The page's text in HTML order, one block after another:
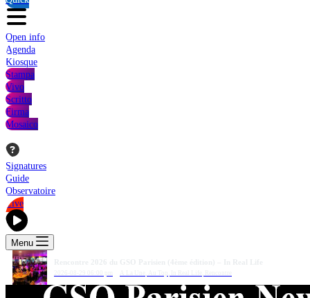
Open info
Agenda
Kiosque
Stampa
Vivo
Scritto
Firma
Mosaico
Signatures
Guide
Observatoire
Live
Menu